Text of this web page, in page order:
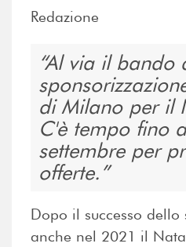
Redazione
Al via il bando
di Milano per il
C'è tempo fino
settembre per
offerte.
Dopo il successo
anche nel 2021 il